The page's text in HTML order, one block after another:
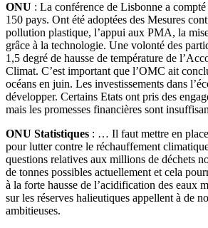
ONU : La conférence de Lisbonne a
150 pays. Ont été adoptées des Mesures
pollution plastique, l’appui aux PMA, la
grâce à la technologie. Une volonté des
1,5 degré de hausse de température de
Climat. C’est important que l’OMC ait
océans en juin. Les investissements dans
développer. Certains Etats ont pris des
mais les promesses financières sont
ONU Statistiques : … Il faut mettre en
pour lutter contre le réchauffement
questions relatives aux millions de déchets
de tonnes possibles actuellement et cela
à la forte hausse de l’acidification des eaux
sur les réserves halieutiques appellent à de
ambitieuses.